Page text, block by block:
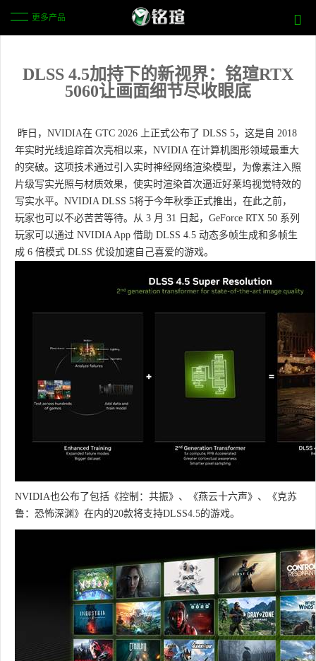
更多产品
DLSS 4.5加持下的新视界：铭瑄RTX
5060让画面细节尽收眼底
昨日，NVIDIA在 GTC 2026 上正式公布了 DLSS 5，这是自 2018
年实时光线追踪首次亮相以来，NVIDIA 在计算机图形领域最重大
的突破。这项技术通过引入实时神经网络渲染模型，为像素注入照
片级写实光照与材质效果，使实时渲染首次逼近好莱坞视觉特效的
写实水平。NVIDIA DLSS 5将于今年秋季正式推出，在此之前，
玩家也可以不必苦苦等待。从 3 月 31 日起，GeForce RTX 50 系列
玩家可以通过 NVIDIA App 借助 DLSS 4.5 动态多帧生成和多帧生
成 6 倍模式 DLSS 优设加速自己喜爱的游戏。
NVIDIA也公布了包括《控制：共振》、《燕云十六声》、《克苏
鲁：恐怖深渊》在内的20款将支持DLSS4.5的游戏。